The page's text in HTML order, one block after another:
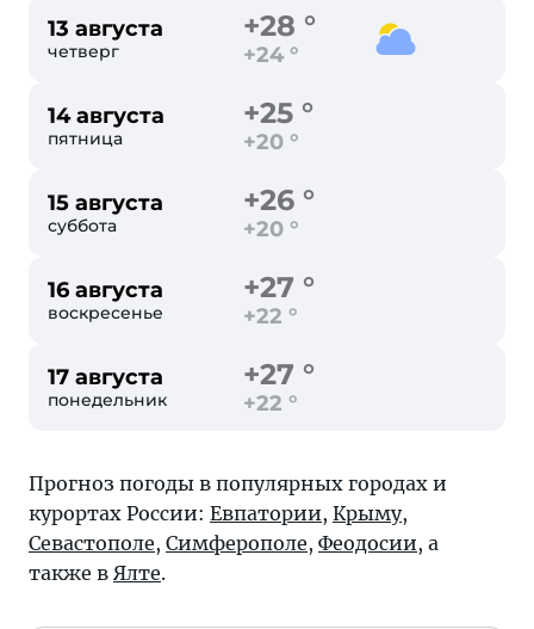
13 августа
четверг
+28 °
+24 °
14 августа
пятница
+25 °
+20 °
15 августа
суббота
+26 °
+20 °
16 августа
воскресенье
+27 °
+22 °
17 августа
понедельник
+27 °
+22 °
Прогноз погоды в популярных городах и
курортах России: Евпатории, Крыму,
Севастополе, Симферополе, Феодосии, а
также в Ялте.